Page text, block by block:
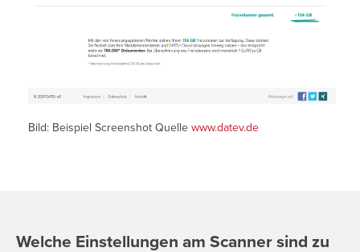
Bild: Beispiel Screenshot Quelle www.datev.de
Welche Einstellungen am Scanner sind zu